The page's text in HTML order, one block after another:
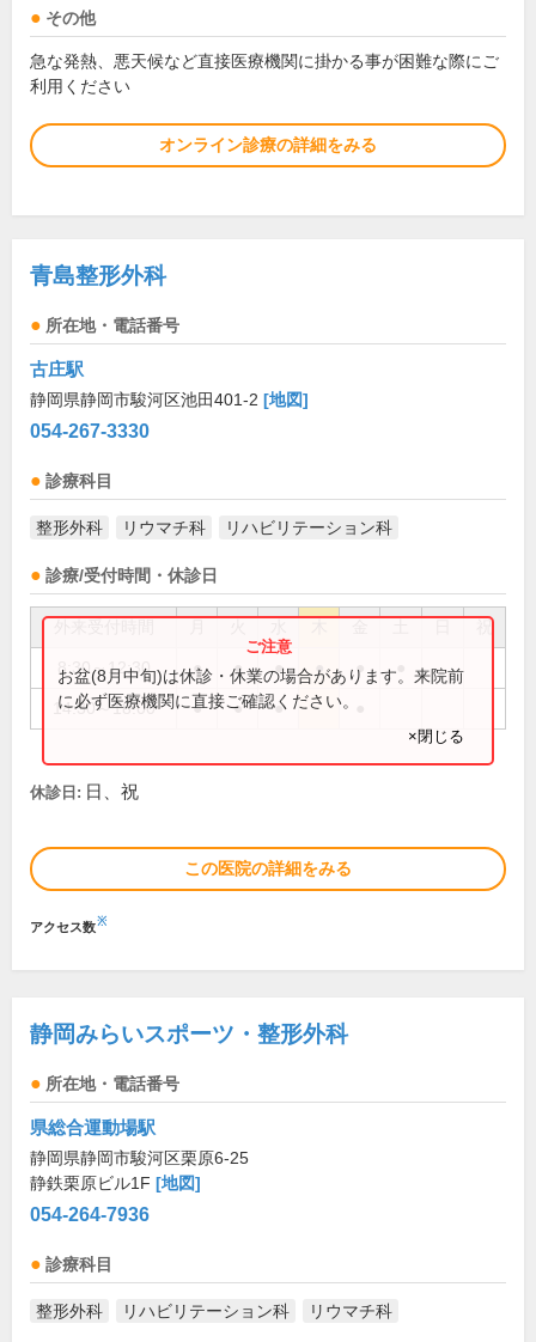
その他
急な発熱、悪天候など直接医療機関に掛かる事が困難な際にご
利用ください
オンライン診療の詳細をみる
青島整形外科
所在地・電話番号
古庄駅
静岡県静岡市駿河区池田401-2 [地図]
054-267-3330
診療科目
整形外科 リウマチ科 リハビリテーション科
診療/受付時間・休診日
祝
8:30～12:30 ● ● ● ● ●
14:30～18:00 ● ● ●
お盆(8月中旬)は休診・休業の場合があります。来院前
に必ず医療機関に直接ご確認ください。
×閉じる
休診日: 日、祝
この医院の詳細をみる
アクセス数※
静岡みらいスポーツ・整形外科
所在地・電話番号
県総合運動場駅
静岡県静岡市駿河区栗原6-25
静鉄栗原ビル1F [地図]
054-264-7936
診療科目
整形外科 リハビリテーション科 リウマチ科